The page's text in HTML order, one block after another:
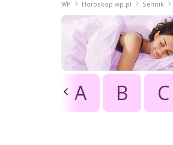
WP Horoskop.wp.pl Sennik
A B C